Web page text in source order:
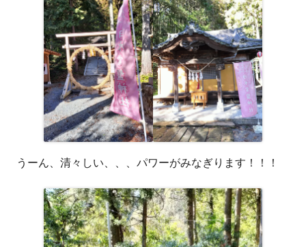
うーん、清々しい、、、パワーがみなぎります！！！